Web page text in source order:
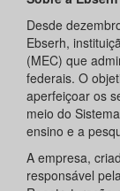
Desde
Ebserh,
(MEC) que
federais. O
aperfeiçoar os
meio do
ensino e a
A empresa,
responsável